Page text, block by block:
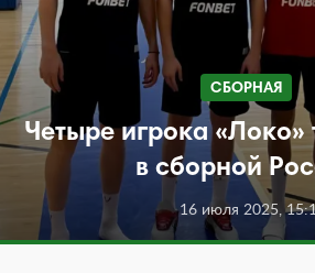
СБОРНАЯ
Четыре игрока «Локо»
в сборной
16 июля 2025,